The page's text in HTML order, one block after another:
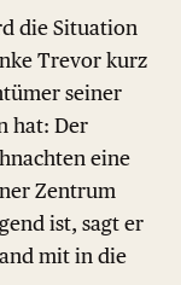
die Situation
Trevor kurz
seiner
hat: Der
eine
Zentrum
ist, sagt er
mit in die